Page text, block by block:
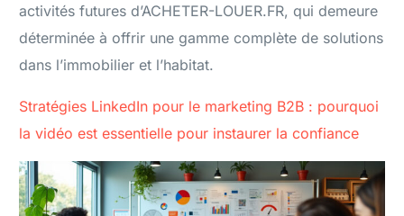
activités futures d’ACHETER-LOUER.FR, qui demeure
déterminée à offrir une gamme complète de solutions
dans l’immobilier et l’habitat.
Stratégies LinkedIn pour le marketing B2B : pourquoi
la vidéo est essentielle pour instaurer la confiance